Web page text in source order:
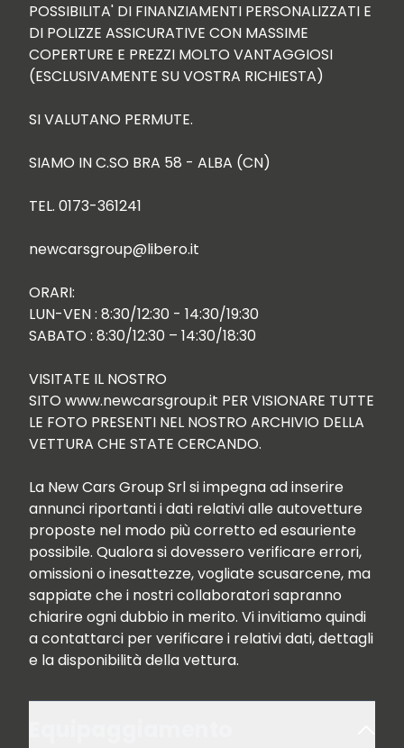
POSSIBILITA' DI FINANZIAMENTI PERSONALIZZATI E
DI POLIZZE ASSICURATIVE CON MASSIME
COPERTURE E PREZZI MOLTO VANTAGGIOSI
(ESCLUSIVAMENTE SU VOSTRA RICHIESTA)
SI VALUTANO PERMUTE.
SIAMO IN C.SO BRA 58 - ALBA (CN)
TEL. 0173-361241
newcarsgroup@libero.it
ORARI:
LUN-VEN : 8:30/12:30 - 14:30/19:30
SABATO : 8:30/12:30 – 14:30/18:30
VISITATE IL NOSTRO
SITO www.newcarsgroup.it PER VISIONARE TUTTE
LE FOTO PRESENTI NEL NOSTRO ARCHIVIO DELLA
VETTURA CHE STATE CERCANDO.
La New Cars Group Srl si impegna ad inserire
annunci riportanti i dati relativi alle autovetture
proposte nel modo più corretto ed esauriente
possibile. Qualora si dovessero verificare errori,
omissioni o inesattezze, vogliate scusarcene, ma
sappiate che i nostri collaboratori sapranno
chiarire ogni dubbio in merito. Vi invitiamo quindi
a contattarci per verificare i relativi dati, dettagli
e la disponibilità della vettura.